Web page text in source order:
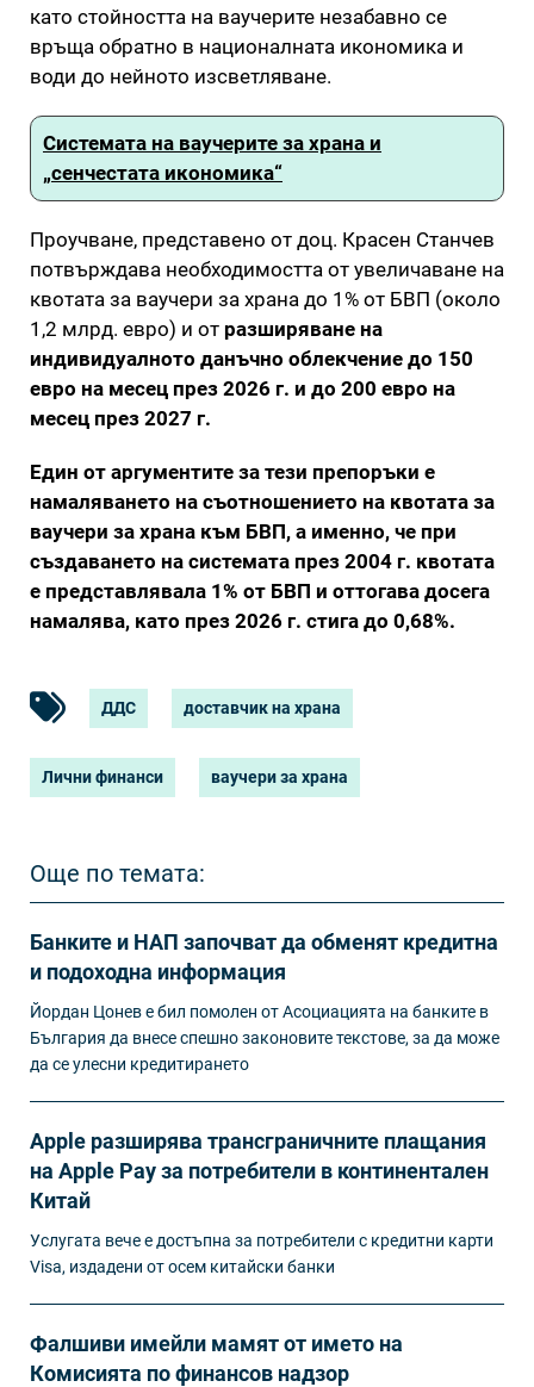
като стойността на ваучерите незабавно се
връща обратно в националната икономика и
води до нейното изсветляване.
Системата на ваучерите за храна и
„сенчестата икономика“
Проучване, представено от доц. Красен Станчев
потвърждава необходимостта от увеличаване на
квотата за ваучери за храна до 1% от БВП (около
1,2 млрд. евро) и от разширяване на
индивидуалното данъчно облекчение до 150
евро на месец през 2026 г. и до 200 евро на
месец през 2027 г.
Един от аргументите за тези препоръки е
намаляването на съотношението на квотата за
ваучери за храна към БВП, а именно, че при
създаването на системата през 2004 г. квотата
е представлявала 1% от БВП и оттогава досега
намалява, като през 2026 г. стига до 0,68%.
ДДС доставчик на храна
Лични финанси ваучери за храна
Още по темата:
Банките и НАП започват да обменят кредитна
и подоходна информация
Йордан Цонев е бил помолен от Асоциацията на банките в
България да внесе спешно законовите текстове, за да може
да се улесни кредитирането
Apple разширява трансграничните плащания
на Apple Pay за потребители в континентален
Китай
Услугата вече е достъпна за потребители с кредитни карти
Visa, издадени от осем китайски банки
Фалшиви имейли мамят от името на
Комисията по финансов надзор